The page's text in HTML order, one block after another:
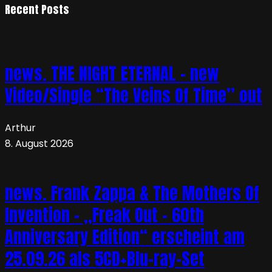
Recent Posts
news. THE NIGHT ETERNAL – new
Video/Single “The Veins Of Time” out
Arthur
8. August 2026
news. Frank Zappa & The Mothers Of
Invention – „Freak Out – 60th
Anniversary Edition“ erscheint am
25.09.26 als 5CD+Blu-ray-Set